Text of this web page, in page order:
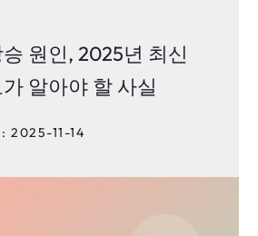
원인, 2025년 최신
알아야 할 사실
2025-11-14